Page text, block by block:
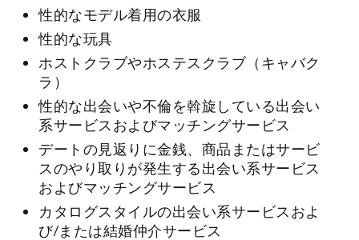
性的なモデル着用の衣服
性的な玩具
ホストクラブやホステスクラブ（キャバク
ラ）
性的な出会いや不倫を斡旋している出会い
系サービスおよびマッチングサービス
デートの見返りに金銭、商品またはサービ
スのやり取りが発生する出会い系サービス
およびマッチングサービス
カタログスタイルの出会い系サービスおよ
び/または結婚仲介サービス